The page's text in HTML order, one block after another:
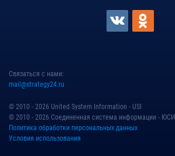
Связаться с нами:
mail@strategy24.ru
© 2010 - 2026 United System Information - USI
© 2010 - 2026 Cоединенная система информации - ЮСИ
Политика обработки персональных данных
Условия использования